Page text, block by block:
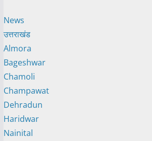
News
उत्तराखंड
Almora
Bageshwar
Chamoli
Champawat
Dehradun
Haridwar
Nainital